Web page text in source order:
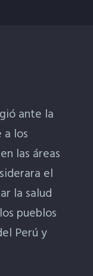
ante la
los
las áreas
el
la salud
pueblos
Perú y